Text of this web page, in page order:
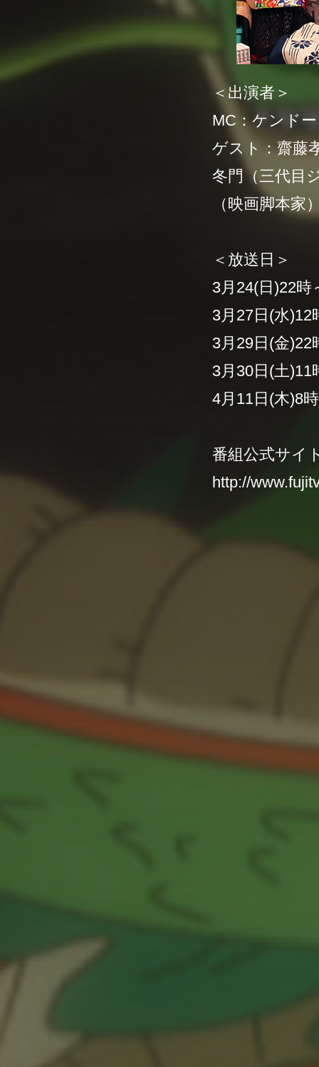
＜出演者＞
MC：ケンド
ゲスト：齋藤
冬門（三代目
（映画脚本家
＜放送日＞
3月24(日)22
3月27日(水
3月29日(金
3月30日(土
4月11日(木)8
番組公式サイ
http://